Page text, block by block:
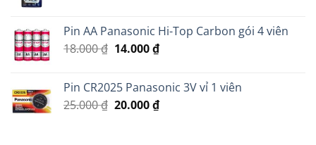
439.000 ₫.là:
Pin AA Panasonic Hi-Top Carbon gói 4 viên
18.000₫ Giá
18.000 ₫.
14.000₫Giá
là:
14.000 ₫.
Pin CR2025 Panasonic 3V vỉ 1 viên
25.000₫ Giá
20.000₫Giá